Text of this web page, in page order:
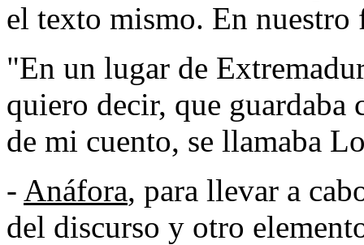
el texto mismo. En nuestro
"En un lugar de
quiero decir, que guardaba
de mi cuento, se llamaba
- Anáfora, para llevar a
del discurso y otro